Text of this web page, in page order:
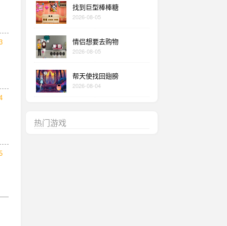
找到巨型棒棒糖
2026-08-05
情侣想要去购物
2026-08-05
帮天使找回翅膀
2026-08-04
热门游戏